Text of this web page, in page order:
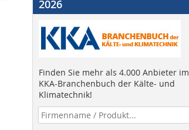
2026
Finden Sie mehr als 4.000 Anbieter im
KKA-Branchenbuch der Kälte- und
Klimatechnik!